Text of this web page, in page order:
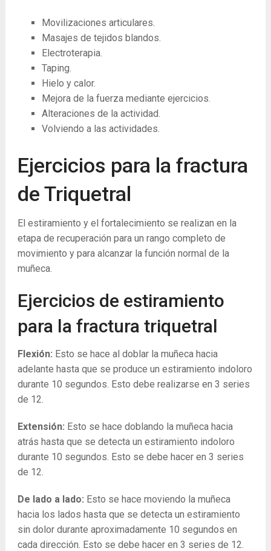
Movilizaciones articulares.
Masajes de tejidos blandos.
Electroterapia.
Taping.
Hielo y calor.
Mejora de la fuerza mediante ejercicios.
Alteraciones de la actividad.
Volviendo a las actividades.
Ejercicios para la fractura
de Triquetral
El estiramiento y el fortalecimiento se realizan en la
etapa de recuperación para un rango completo de
movimiento y para alcanzar la función normal de la
muñeca.
Ejercicios de estiramiento
para la fractura triquetral
Flexión: Esto se hace al doblar la muñeca hacia
adelante hasta que se produce un estiramiento indoloro
durante 10 segundos. Esto debe realizarse en 3 series
de 12.
Extensión: Esto se hace doblando la muñeca hacia
atrás hasta que se detecta un estiramiento indoloro
durante 10 segundos. Esto se debe hacer en 3 series
de 12.
De lado a lado: Esto se hace moviendo la muñeca
hacia los lados hasta que se detecta un estiramiento
sin dolor durante aproximadamente 10 segundos en
cada dirección. Esto se debe hacer en 3 series de 12.